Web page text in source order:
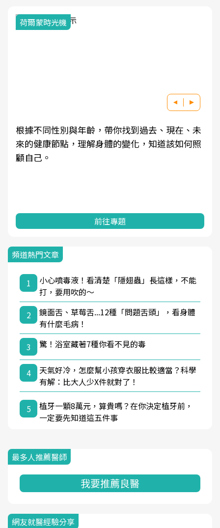
荷爾蒙時光機
根據不同性別與年齡，帶你找到過去、現在、未
來的健康節點，理解身體的變化，知道該如何照
顧自己。
前往專題
頻道熱門文章
1
小心噴毒液！看清楚「隱翅蟲」長這樣，不能
打，要用吹的～
2
鏡面舌、草莓舌...12種「問題舌頭」，看身體
有什麼毛病！
3
驚！浴室藏著7種你看不見的毒
4
天氣好冷，怎麼幫小孩穿衣服比較適當？科學
有解：比大人少X件就對了！
5
植牙一顆8萬元，算貴嗎？在你決定植牙前，
一定要先知道這五件事
最多人推薦醫師
我要推薦良醫
網友就醫經驗分享